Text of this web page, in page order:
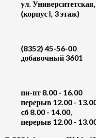
ул.
(корпус I, 3 этаж)
(8352) 45-56-00
добавочный 3601
пн-пт 8.00 - 16.00
перерыв 12.00 -
cб 8.00 - 14.00,
перерыв 12.00 -